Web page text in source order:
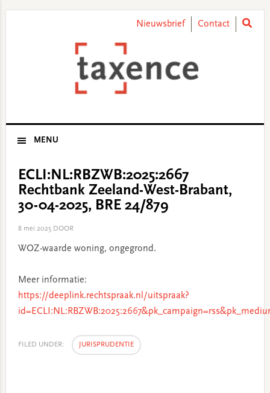
Nieuwsbrief Contact
MENU
ECLI:NL:RBZWB:2025:2667
Rechtbank Zeeland-West-Brabant,
30-04-2025, BRE 24/879
8 mei 2025DOOR
WOZ-waarde woning, ongegrond.
Meer informatie:
https://deeplink.rechtspraak.nl/uitspraak?
FILED UNDER: JURISPRUDENTIE